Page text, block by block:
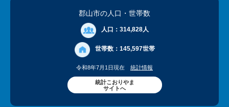
郡山市の人口 ・世帯数
人口： 314,828人
世帯数： 145,597世帯
令和8年7月1日現在 統計情報
統計こおりやま
サイトへ